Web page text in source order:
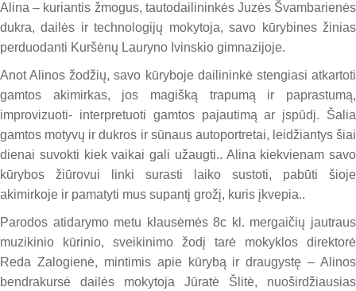
Alina – kuriantis žmogus, tautodailininkės Juzės Švambarienės
dukra, dailės ir technologijų mokytoja, savo kūrybines žinias
perduodanti Kuršėnų Lauryno Ivinskio gimnazijoje.
Anot Alinos žodžių, savo kūryboje dailininkė stengiasi atkartoti
gamtos akimirkas, jos magišką trapumą ir paprastumą,
improvizuoti- interpretuoti gamtos pajautimą ar įspūdį. Šalia
gamtos motyvų ir dukros ir sūnaus autoportretai, leidžiantys šiai
dienai suvokti kiek vaikai gali užaugti.. Alina kiekvienam savo
kūrybos žiūrovui linki surasti laiko sustoti, pabūti šioje
akimirkoje ir pamatyti mus supantį grožį, kuris įkvepia..
Parodos atidarymo metu klausėmės 8c kl. mergaičių jautraus
muzikinio kūrinio, sveikinimo žodį tarė mokyklos direktorė
Reda Zalogienė, mintimis apie kūrybą ir draugystę – Alinos
bendrakursė dailės mokytoja Jūratė Šlitė, nuoširdžiausias